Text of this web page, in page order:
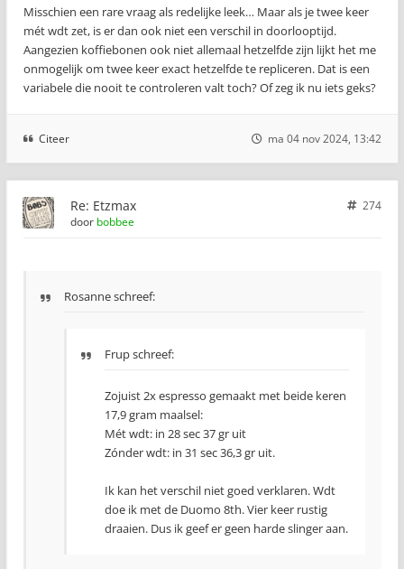
Misschien een rare vraag als redelijke leek… Maar als je twee keer
mét wdt zet, is er dan ook niet een verschil in doorlooptijd.
Aangezien koffiebonen ook niet allemaal hetzelfde zijn lijkt het me
onmogelijk om twee keer exact hetzelfde te repliceren. Dat is een
variabele die nooit te controleren valt toch? Of zeg ik nu iets geks?
Citeer ma 04 nov 2024, 13:42
Re: Etzmax
274
door bobbee
Rosanne schreef:
Frup schreef:
Zojuist 2x espresso gemaakt met beide keren
17,9 gram maalsel:
Mét wdt: in 28 sec 37 gr uit
Zónder wdt: in 31 sec 36,3 gr uit.
Ik kan het verschil niet goed verklaren. Wdt
doe ik met de Duomo 8th. Vier keer rustig
draaien. Dus ik geef er geen harde slinger aan.